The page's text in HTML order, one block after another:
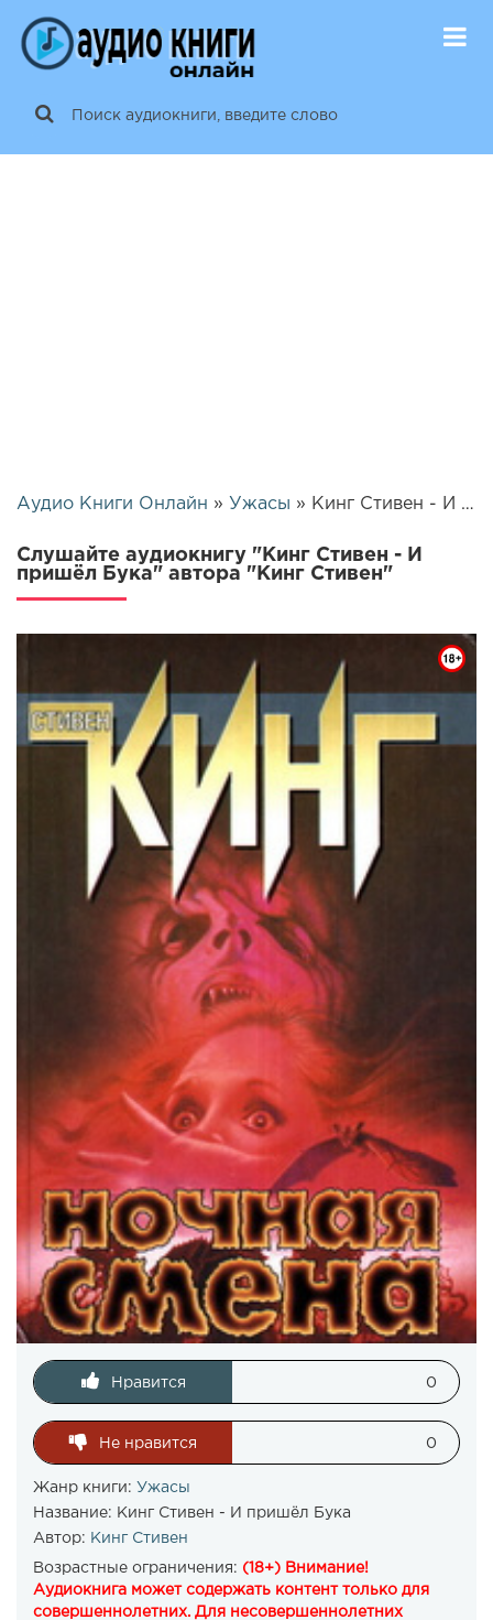
Аудио Книги Онлайн » Ужасы » Кинг Стивен - И пришёл Бука | 12410
Слушайте аудиокнигу "Кинг Стивен - И
пришёл Бука" автора "Кинг Стивен"
Нравится 0
Не нравится 0
Жанр книги: Ужасы
Название: Кинг Стивен - И пришёл Бука
Автор: Кинг Стивен
Возрастные ограничения: (18+) Внимание!
Аудиокнига может содержать контент только для
совершеннолетних. Для несовершеннолетних